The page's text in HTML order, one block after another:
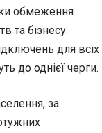
обмеження
та бізнесу.
для всіх
до однієї черги.
за